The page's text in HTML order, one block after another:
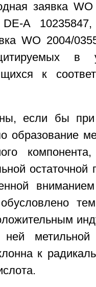
заявка
A
WO 2004/
в
к
если бы при
образование
ней
к